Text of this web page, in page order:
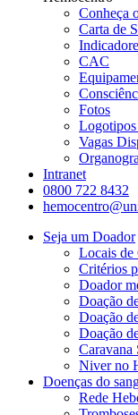
Conheça
Carta de
CAC
Fotos
Vagas
Intranet
0800 722 8432
Seja um Doador
Locais de
Critérios
Doador
Doação
Doação
Doação
Caravana
Niver no
Doenças do
Rede